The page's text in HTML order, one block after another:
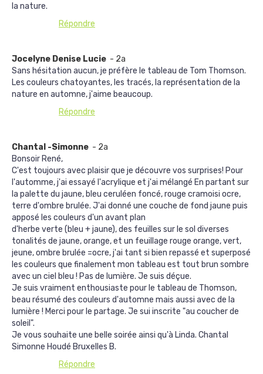
la nature.
Répondre
Jocelyne Denise Lucie - 2a
Sans hésitation aucun, je préfère le tableau de Tom Thomson.
Les couleurs chatoyantes, les tracés, la représentation de la
nature en automne, j'aime beaucoup.
Répondre
Chantal -Simonne - 2a
Bonsoir René,
C'est toujours avec plaisir que je découvre vos surprises! Pour
l'automme, j'ai essayé l'acrylique et j'ai mélangé En partant sur
la palette du jaune, bleu ceruléen foncé, rouge cramoisi ocre,
terre d'ombre brulée. J'ai donné une couche de fond jaune puis
apposé les couleurs d'un avant plan
d'herbe verte (bleu + jaune), des feuilles sur le sol diverses
tonalités de jaune, orange, et un feuillage rouge orange, vert,
jeune, ombre brulée =ocre, j'ai tant si bien repassé et superposé
les couleurs que finalement mon tableau est tout brun sombre
avec un ciel bleu ! Pas de lumière. Je suis déçue.
Je suis vraiment enthousiaste pour le tableau de Thomson,
beau résumé des couleurs d'automne mais aussi avec de la
lumière ! Merci pour le partage. Je sui inscrite "au coucher de
soleil".
Je vous souhaite une belle soirée ainsi qu'à Linda. Chantal
Simonne Houdé Bruxelles B.
Répondre